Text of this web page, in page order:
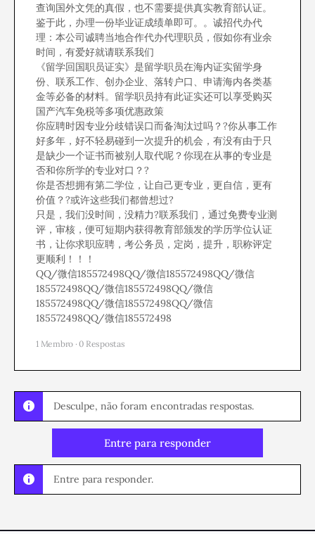
查询国外文凭的真假，也不需要提供真实教育部认证。
鉴于此，办理一份毕业证成绩单即可。。诚招代办代
理：本公司诚聘当地合作代办代理职员，假如你有业余
时间，有爱好就请联系我们
《留学回国职员证实》是留学职员在海内证实留学身
份、联系工作、创办企业、落转户口、申请海内各类基
金等必备的材料。留学职员持有此证实还可以享受购买
国产汽车免税等多项优惠政策
你应聘时因专业分歧错误口而备淘汰过吗？?你从事工作
好多年，好不轻易碰到一次提升的机会，有没有由于只
是缺少一个证书而被别人取代呢？你现在从事的专业是
否和你所学的专业对口？?
你是否想拥有第二学位，让自己更专业，更自信，更有
价值？?或许这些我们都曾想过?
只是，我们没时间，没精力?联系我们，通过免费专业测
评，审核，便可短期内获得教育部颁发的学历学位认证
书，让你求职应聘，考公务员，定岗，提升，职称评定
更顺利！！！
QQ/微信185572498QQ/微信185572498QQ/微信
185572498QQ/微信185572498QQ/微信
185572498QQ/微信185572498QQ/微信
185572498QQ/微信185572498
1 Membro · 0 Respostas
Desculpe, não foram encontradas respostas.
Entre para responder
Entre para responder.